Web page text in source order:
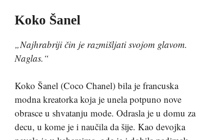
Koko Šanel
„Najhrabriji čin je razmišljati svojom glavom.
Naglas.“
Koko Šanel (Coco Chanel) bila je francuska
modna kreatorka koja je unela potpuno nove
obrasce u shvatanju mode. Odrasla je u domu za
decu, u kome je i naučila da šije. Kao devojka